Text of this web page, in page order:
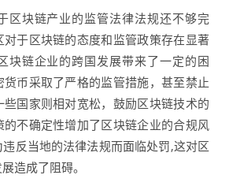
区块链产业的监管法律法规还不够完
于区块链的态度和监管政策存在显著
块链企业的跨国发展带来了一定的困
币采取了严格的监管措施，甚至禁止
国家则相对宽松，鼓励区块链技术的
不确定性增加了区块链企业的合规风
反当地的法律法规而面临处罚,这对区
造成了阻碍。